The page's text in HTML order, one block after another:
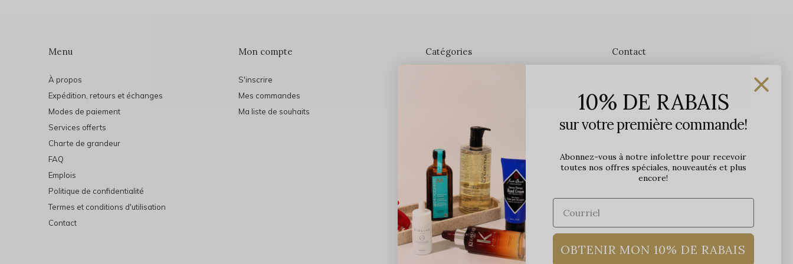
Menu
À propos
Expédition, retours et échanges
Modes de paiement
Services offerts
Charte de grandeur
FAQ
Emplois
Politique de confidentialité
Termes et conditions d'utilisation
Contact
Mon compte
S'inscrire
Mes commandes
Ma liste de souhaits
Catégories
Soins du visage
Maquillage
Bain et Corps
Bijoux
Contact
1650 avenue Jules-Verne, Local 103
G2G 2R1, Québec, Canada
Lundi: 9h - 17h
Mardi: 9h - 17h
Mercredi: 9h - 18h
Jeudi: 9h - 21h
Samedi: 9h à 17h
10% DE RABAIS
sur votre première commande!
Abonnez-vous à notre infolettre pour recevoir
toutes nos offres spéciales, nouveautés et plus
encore!
OBTENIR MON 10% DE RABAIS